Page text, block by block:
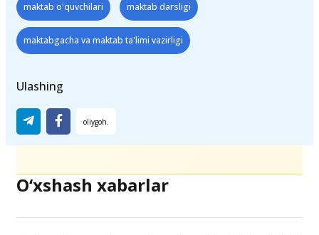
maktab o'quvchilari maktab darsligi
maktabgacha va maktab ta'limi vazirligi
Ulashing
O‘xshash xabarlar